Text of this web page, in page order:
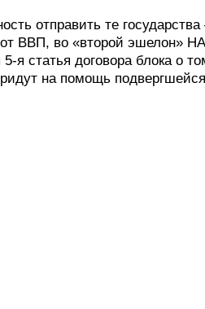
отправить те
от ВВП, во «второй эшелон»
я статья договора блока о
на помощь